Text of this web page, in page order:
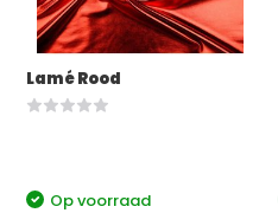
Lamé Rood
Op voorraad